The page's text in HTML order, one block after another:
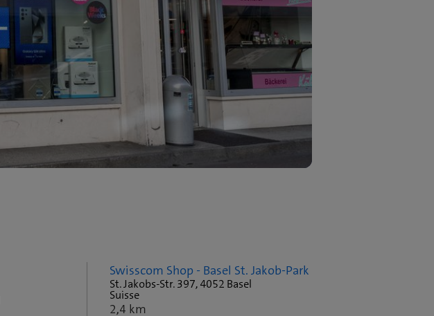
Swisscom Shop - Basel St. Jakob-Park
St. Jakobs-Str. 397, 4052 Basel
Suisse
2,4 km